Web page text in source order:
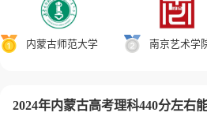
内蒙古师范大学 南京艺术学
2024年内蒙古高考理科440分左右